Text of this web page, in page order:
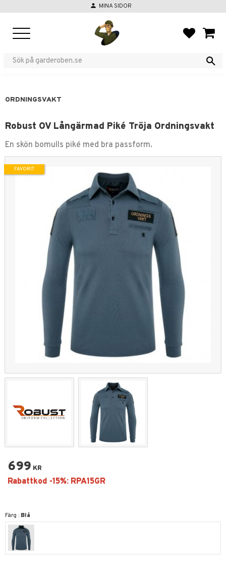
person MINA SIDOR
ORDNINGSVAKT
Robust OV Långärmad Piké Tröja Ordningsvakt
​En skön bomulls piké med bra passform.
FAVORIT
699 KR
Färg : Blå